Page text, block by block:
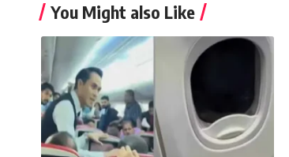
You Might also Like